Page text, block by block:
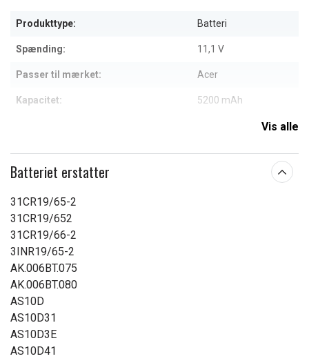
Produkttype: Batteri
Spænding: 11,1 V
Passer til mærket: Acer
Kapacitet: 5200 mAh
Vis alle
Batteriet erstatter
31CR19/65-2
31CR19/652
31CR19/66-2
3INR19/65-2
AK.006BT.075
AK.006BT.080
AS10D
AS10D31
AS10D3E
AS10D41